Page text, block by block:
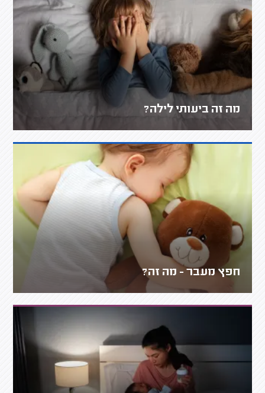
מה זה ביעותי לילה?
חפץ מעבר - מה זה?